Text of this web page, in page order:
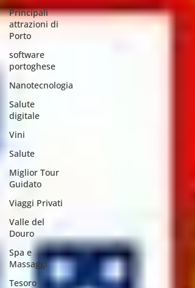
Principali
attrazioni di
Porto
software
portoghese
Nanotecnologia
Salute
digitale
Vini
Salute
Miglior Tour
Guidato
Viaggi Privati
Valle del
Douro
Spa e
Massaggi
Tesoro